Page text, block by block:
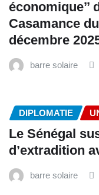
Casamance
décembre
barre solaire
DIPLOMATIE
Le Sénégal
d’extradition
barre solaire